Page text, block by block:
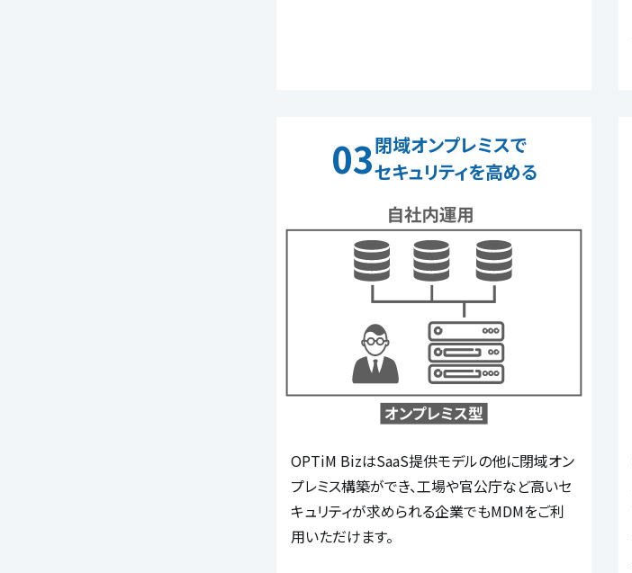
03閉域オンプレミスで
セキュリティを高める
OPTiM BizはSaaS提供モデルの他に閉域オン
プレミス構築ができ、工場や官公庁など高いセ
キュリティが求められる企業でもMDMをご利
用いただけます。